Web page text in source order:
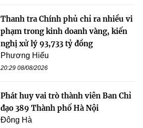
Thanh tra Chính phủ chỉ ra nhiều vi
phạm trong kinh doanh vàng, kiến
nghị xử lý 93,733 tỷ đồng
Phương Hiếu
20:29 08/08/2026
Phát huy vai trò thành viên Ban Chỉ
đạo 389 Thành phố Hà Nội
Đông Hà